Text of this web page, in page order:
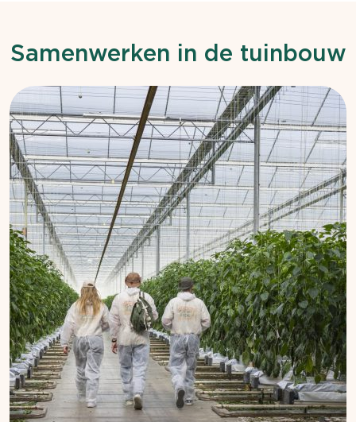
Samenwerken in de tuinbouw